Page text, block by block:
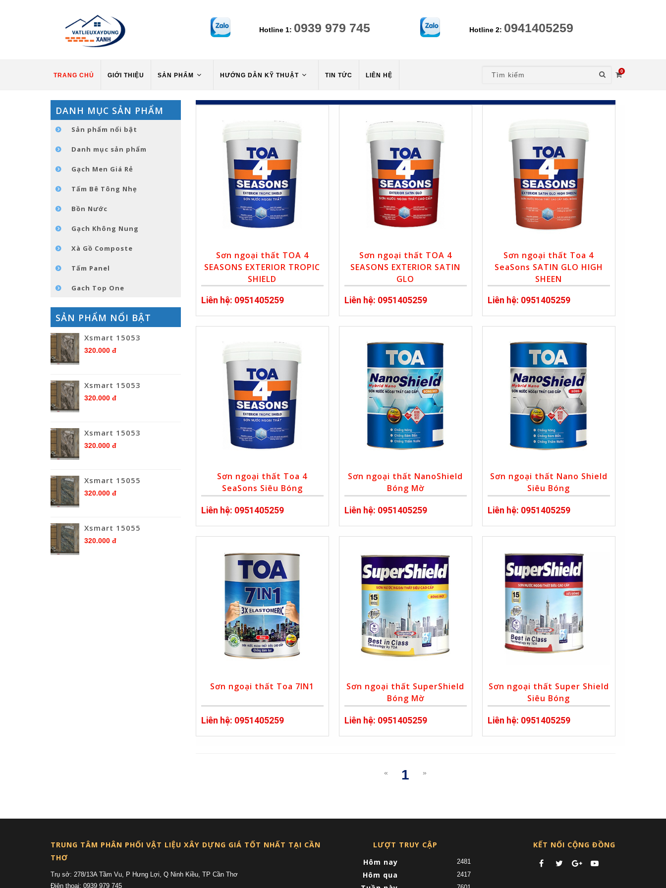
Hotline 1: 0939 979 745 Hotline 2: 0941405259
TRANG CHỦ GIỚI THIỆU SẢN PHẨM HƯỚNG DẪN KỸ THUẬT TIN TỨC LIÊN HỆ
0
DANH MỤC SẢN PHẨM
Sản phẩm nổi bật
Danh mục sản phẩm
Gạch Men Giá Rẻ
Tấm Bê Tông Nhẹ
Bồn Nước
Gạch Không Nung
Xà Gồ Composte
Tấm Panel
Gach Top One
SẢN PHẨM NỔI BẬT
Xsmart 15053
320.000 đ
Xsmart 15053
320.000 đ
Xsmart 15053
320.000 đ
Xsmart 15055
320.000 đ
Xsmart 15055
320.000 đ
Sơn ngoại thất TOA 4
SEASONS EXTERIOR TROPIC
SHIELD
Liên hệ: 0951405259
Sơn ngoại thất TOA 4
SEASONS EXTERIOR SATIN
GLO
Liên hệ: 0951405259
Sơn ngoại thất Toa 4
SeaSons SATIN GLO HIGH
SHEEN
Liên hệ: 0951405259
Sơn ngoại thất Toa 4
SeaSons Siêu Bóng
Liên hệ: 0951405259
Sơn ngoại thất NanoShield
Bóng Mờ
Liên hệ: 0951405259
Sơn ngoại thất Nano Shield
Siêu Bóng
Liên hệ: 0951405259
Sơn ngoại thất Toa 7IN1
Liên hệ: 0951405259
Sơn ngoại thất SuperShield
Bóng Mờ
Liên hệ: 0951405259
Sơn ngoại thất Super Shield
Siêu Bóng
Liên hệ: 0951405259
«
1
»
TRUNG TÂM PHÂN PHỐI VẬT LIỆU XÂY DỰNG GIÁ TỐT NHẤT TẠI CẦN
THƠ
Trụ sở: 278/13A Tầm Vu, P Hưng Lợi, Q Ninh Kiều, TP Cần Thơ
Điện thoại: 0939 979 745
LƯỢT TRUY CẬP
Hôm nay
2481
Hôm qua 2417
KẾT NỐI CỘNG ĐỒNG